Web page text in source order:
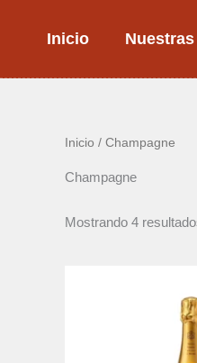
Inicio
Inicio / Champagne
Champagne
Mostrando 4